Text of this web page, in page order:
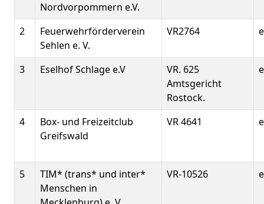
Nordvorpommern e.V.
2
Feuerwehrförderverein
Sehlen e. V.
VR2764
3 Eselhof Schlage e.V
VR. 625
Amtsgericht
Rostock.
4
Box- und Freizeitclub
Greifswald
VR 4641
5
TIM* (trans* und inter*
Menschen in
VR-10526